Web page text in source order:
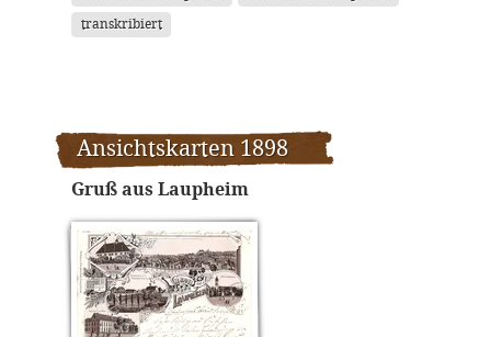
transkribiert
Ansichtskarten 1898
Gruß aus Laupheim